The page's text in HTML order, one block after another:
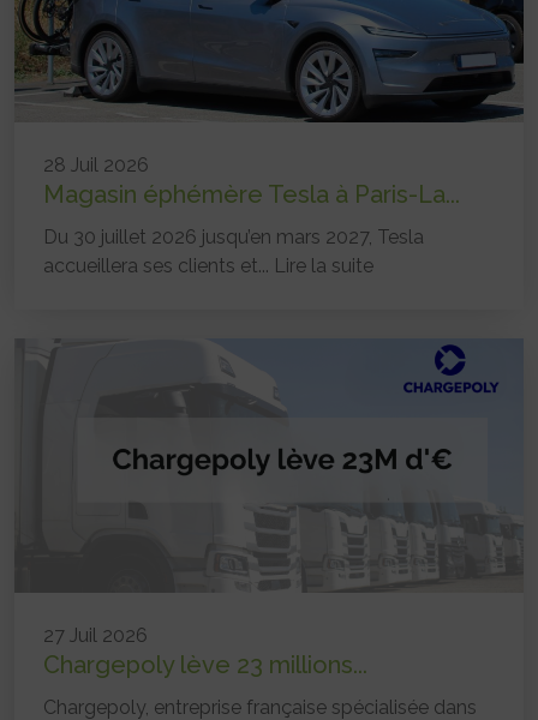
28 Juil 2026
Magasin éphémère Tesla à Paris-La...
Du 30 juillet 2026 jusqu’en mars 2027, Tesla
accueillera ses clients et... Lire la suite
27 Juil 2026
Chargepoly lève 23 millions...
Chargepoly, entreprise française spécialisée dans